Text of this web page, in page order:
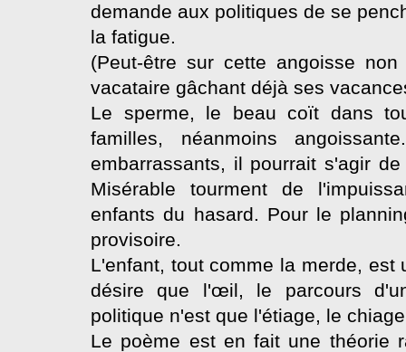
demande aux politiques de se
la fatigue.
(Peut-être sur cette angoisse
vacataire gâchant déjà ses
Le sperme, le beau coït dans
familles, néanmoins
embarrassants, il pourrait s'agir
Misérable tourment de
enfants du hasard. Pour le
provisoire.
L'enfant, tout comme la merde,
désire que l'œil, le parcours
politique n'est que l'étiage, le
Le poème est en fait une théorie